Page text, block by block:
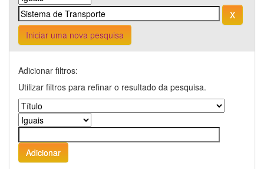
Iniciar uma nova pesquisa
Adicionar filtros:
Utilizar filtros para refinar o resultado da pesquisa.